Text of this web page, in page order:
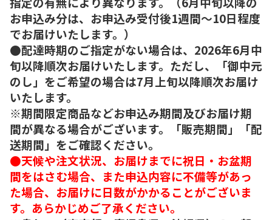
お申込み分は、お申込み受付後1週間～10日程度
でお届けいたします。）
●配達時期のご指定がない場合は、2026年6月中
旬以降順次お届けいたします。ただし、「御中元
のし」をご希望の場合は7月上旬以降順次お届け
いたします。
※期間限定商品などお申込み期間及びお届け期
間が異なる場合がございます。「販売期間」「配
送期間」をご確認ください。
●天候や注文状況、お届けまでに祝日・お盆期
間をはさむ場合、また申込内容に不備等があっ
た場合、お届けに日数がかかることがございま
す。あらかじめご了承ください。